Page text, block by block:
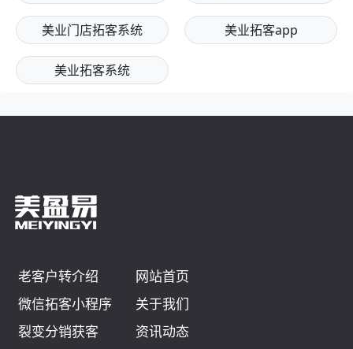
美业门店拓客系统 美业拓客app
美业拓客系统
老客户转介绍
网站首页
微信拓客小程序
关于我们
裂变分销获客
资讯动态